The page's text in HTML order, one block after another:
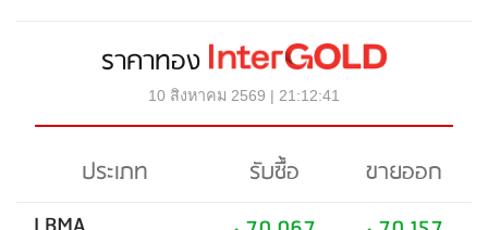
ราคาทอง
10 สิงหาคม 2569 | 21:12:41
ประเภท รับซื้อ
ขายออก